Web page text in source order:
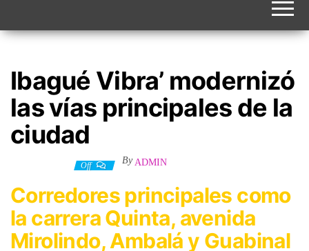
Ibagué Vibra’ modernizó
las vías principales de la
ciudad
Off By ADMIN
Corredores principales como
la carrera Quinta, avenida
Mirolindo, Ambalá y Guabinal